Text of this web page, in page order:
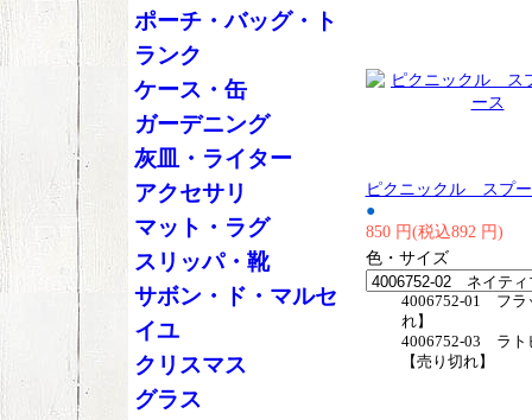
ピクニックル スプ
●
850 円(税込892 円)
色・サイズ
4006752-01 フラ
れ】
4006752-03 ラト
【売り切れ】
ポーチ・バッグ・ト
ランク
ケース・缶
ガーデニング
灰皿・ライター
アクセサリ
マット・ラグ
スリッパ・靴
サボン・ド・マルセ
イユ
クリスマス
グラス